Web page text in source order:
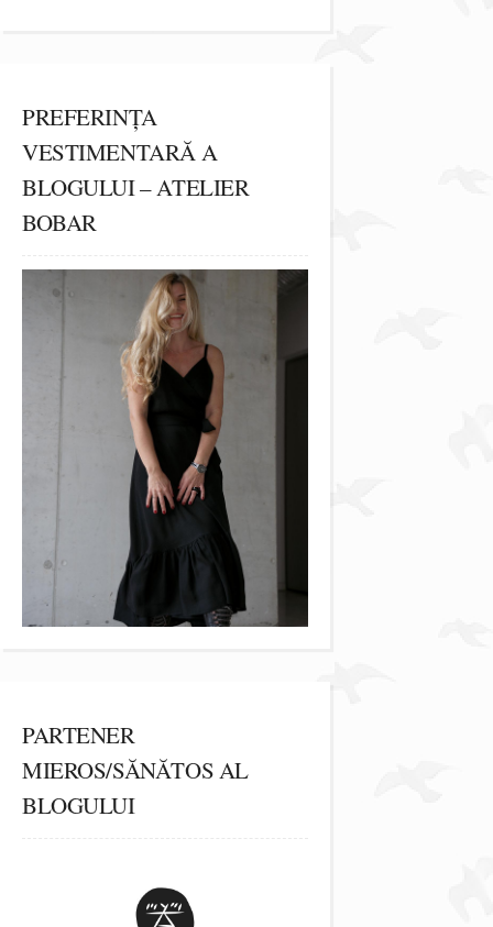
PREFERINȚA
VESTIMENTARĂ A
BLOGULUI – ATELIER
BOBAR
PARTENER
MIEROS/SĂNĂTOS AL
BLOGULUI